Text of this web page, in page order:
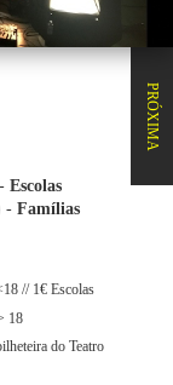
PRÓXIMA
-Escolas
-Famílias
// 1€ Escolas
18
do Teatro